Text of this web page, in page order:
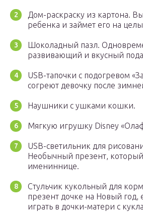
Дом-раскраску из картона.
ребенка и займет его на
Шоколадный пазл.
развивающий и вкусный
USB-тапочки с подогревом
согреют девочку после
Наушники с ушками кошки.
Мягкую игрушку Disney
USB-светильник для
Необычный презент,
имениннице.
Стульчик кукольный для
презент дочке на Новый год,
играть в дочки-матери с